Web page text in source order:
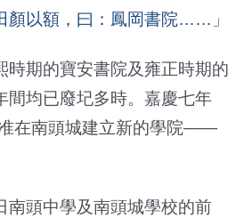
以額，曰：鳳岡書院…… 」
時期的寶安書院及雍正時期的
間均已廢圮多時。嘉慶七年
准在南頭城建立新的學院——
南頭中學及南頭城學校的前